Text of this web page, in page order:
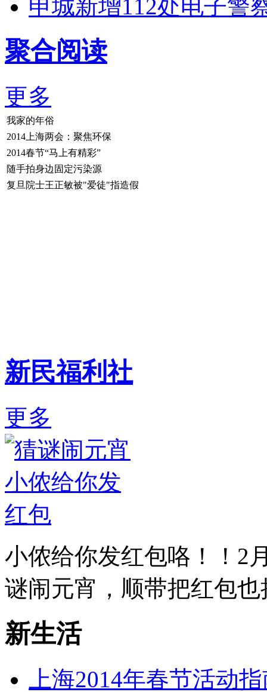
申城新增112处电子警
聚合阅读
更多
我家的年俗
2014上海两会：聚焦环保
2014春节“马上有精彩”
随手拍身边固定污染源
复旦院士王正敏被"爱徒"指造假
新民福利社
更多
小侬给你发红包咯！！2
谜闹元宵，顺带把红包
新生活
上海2014年春节活动